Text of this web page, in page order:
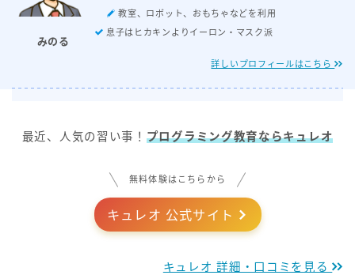
みのる
教室、ロボット、おもちゃなどを利用
息子はヒカキンよりイーロン・マスク派
詳しいプロフィールはこちら
最近、人気の習い事！ プログラミング教育ならキュレオ
無料体験はこちらから
キュレオ 公式サイト
キュレオ 詳細・口コミを見る